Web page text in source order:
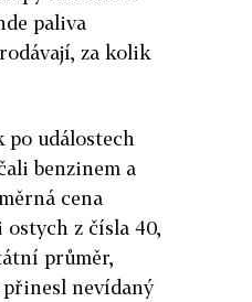
paliva
za kolik
událostech
benzinem a
cena
z čísla 40,
průměr,
přinesl nevídaný